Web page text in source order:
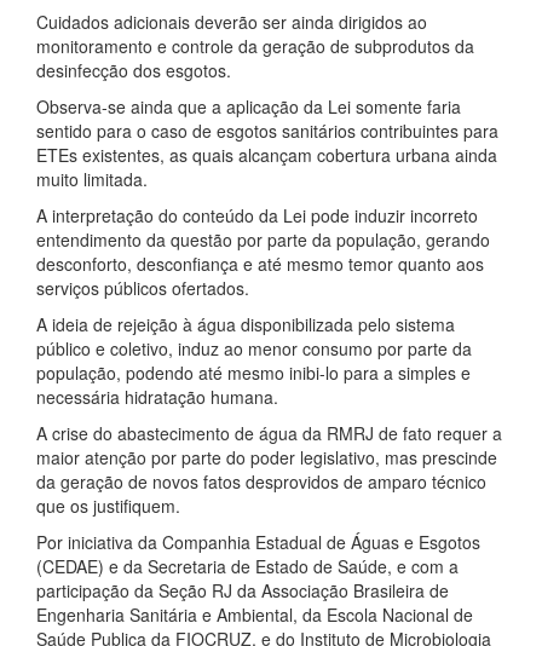
Cuidados adicionais deverão ser ainda dirigidos ao
monitoramento e controle da geração de subprodutos da
desinfecção dos esgotos.
Observa-se ainda que a aplicação da Lei somente faria
sentido para o caso de esgotos sanitários contribuintes para
ETEs existentes, as quais alcançam cobertura urbana ainda
muito limitada.
A interpretação do conteúdo da Lei pode induzir incorreto
entendimento da questão por parte da população, gerando
desconforto, desconfiança e até mesmo temor quanto aos
serviços públicos ofertados.
A ideia de rejeição à água disponibilizada pelo sistema
público e coletivo, induz ao menor consumo por parte da
população, podendo até mesmo inibi-lo para a simples e
necessária hidratação humana.
A crise do abastecimento de água da RMRJ de fato requer a
maior atenção por parte do poder legislativo, mas prescinde
da geração de novos fatos desprovidos de amparo técnico
que os justifiquem.
Por iniciativa da Companhia Estadual de Águas e Esgotos
(CEDAE) e da Secretaria de Estado de Saúde, e com a
participação da Seção RJ da Associação Brasileira de
Engenharia Sanitária e Ambiental, da Escola Nacional de
Saúde Publica da FIOCRUZ, e do Instituto de Microbiologia